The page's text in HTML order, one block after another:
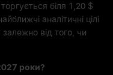
біля 1,20 $
аналітичні цілі
від того, чи
роки?